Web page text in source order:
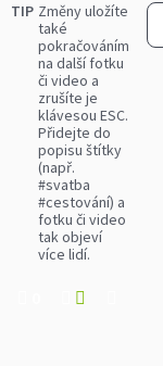
TIP Změny uložíte
také
pokračováním
na další fotku
či video a
zrušíte je
klávesou ESC.
Přidejte do
popisu štítky
(např.
#svatba
#cestování) a
fotku či video
tak objeví
více lidí.